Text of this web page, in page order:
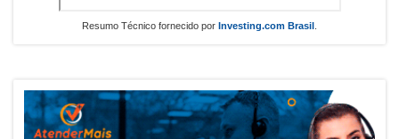
Resumo Técnico fornecido por Investing.com Brasil